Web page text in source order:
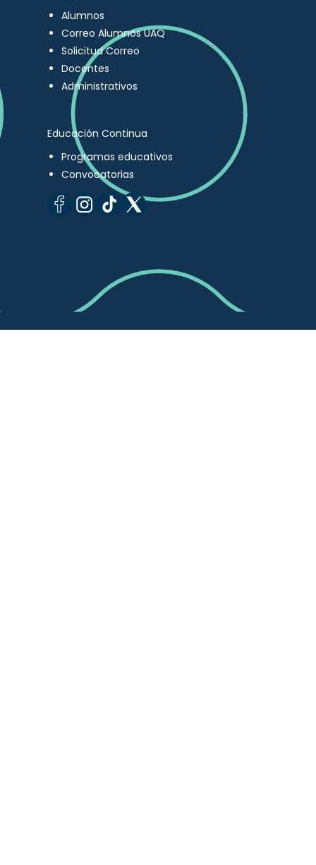
Alumnos
Correo Alumnos UAQ
Solicitud Correo
Docentes
Administrativos
Educación Continua
Programas educativos
Convocatorias